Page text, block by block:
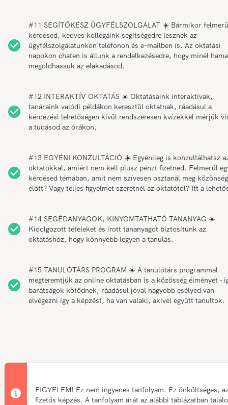
#11 SEGÍTŐKÉSZ ÜGYFÉLSZOLGÁLAT ☀️ Bármikor
kérdésed, kedves kollégáink segítségedre lesznek az
ügyfélszolgálatunkon telefonon és e-mailben is. Az oktatási
napokon chaten is állunk a rendelkezésedre, hogy minél
megoldhassuk az elakadásod.
#12 INTERAKTÍV OKTATÁS ☀️ Oktatásaink interaktívak,
tanáraink valódi példákon keresztül oktatnak, ráadásul a
kérdezési lehetőségen kívül rendszeresen kvízekkel mérjük
a tudásod az órákon.
#13 EGYÉNI KONZULTÁCIÓ ☀️ Egyénileg is konzultálhatsz
oktatókkal, amiért nem kell plusz pénzt fizetned. Felmerül
kérdésed témában, amit nem szívesen osztanál meg közönség
előtt? Vagy teljes figyelmet szeretnél az oktatótól? Itt a
#14 SEGÉDANYAGOK, KINYOMTATHATÓ TANANYAG ☀️
Kidolgozott tételeket és írott tananyagot biztosítunk az
oktatáshoz, hogy könnyebb legyen a tanulás.
#15 TANULÓTÁRS PROGRAM ☀️ A tanulótárs programmal
megteremtjük az online oktatásban is a közösség élményét -
barátságok kötődnek, ráadásul jóval nagyobb esélyed van
elvégezni így a képzést, ha van valaki, akivel együtt tanultok.
FIGYELEM! Ez nem ingyenes tanfolyam. Ez önköltséges,
fizetős képzés. A tanfolyam árát az alábbi táblázatban